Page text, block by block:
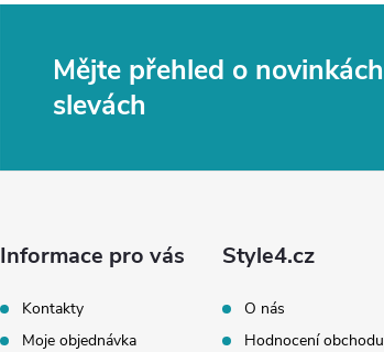
Mějte přehled o novinkách
slevách
Informace pro vás
Kontakty
Moje objednávka
Style4.cz
O nás
Hodnocení obchodu